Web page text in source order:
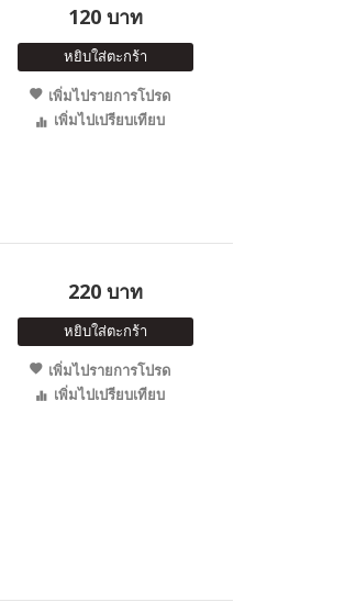
120 บาท
หยิบใส่ตะกร้า
เพิ่มไปรายการโปรด
เพิ่มไปเปรียบเทียบ
220 บาท
หยิบใส่ตะกร้า
เพิ่มไปรายการโปรด
เพิ่มไปเปรียบเทียบ